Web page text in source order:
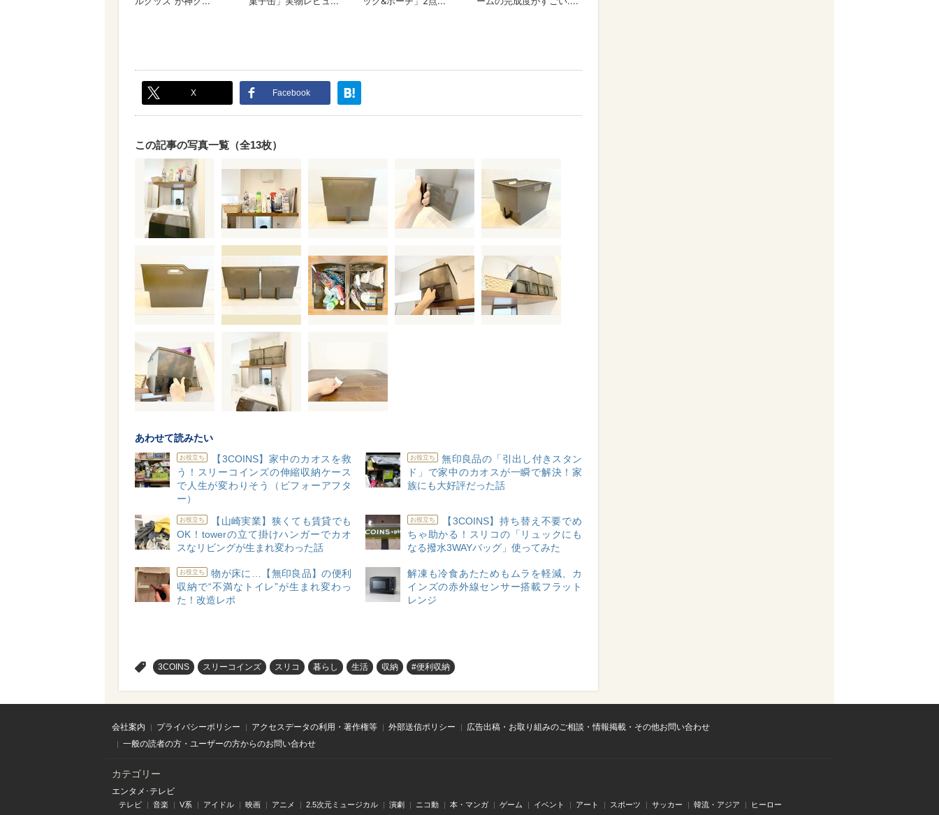
X Facebook
この記事の写真一覧（全13枚）
あわせて読みたい
お役立ち
【3COINS】家中のカオスを救
う！スリーコインズの伸縮収納ケース
で人生が変わりそう（ビフォーアフタ
ー）
お役立ち
無印良品の「引出し付きスタン
ド」で家中のカオスが一瞬で解決！家
族にも大好評だった話
お役立ち
【山崎実業】狭くても賃貸でも
OK！towerの立て掛けハンガーでカオ
スなリビングが生まれ変わった話
お役立ち
【3COINS】持ち替え不要でめ
ちゃ助かる！スリコの「リュックにも
なる撥水3WAYバッグ」使ってみた
お役立ち
物が床に…【無印良品】の便利
収納で“不満なトイレ”が生まれ変わっ
た！改造レポ
解凍も冷食あたためもムラを軽減、カ
インズの赤外線センサー搭載フラット
レンジ
3COINS スリーコインズ スリコ 暮らし 生活 収納 #便利収納
会社案内 プライバシーポリシー アクセスデータの利用・著作権等 外部送信ポリシー
広告出稿・お取り組みのご相談・情報掲載・その他お問い合わせ
一般の読者の方・ユーザーの方からのお問い合わせ
カテゴリー
エンタメ･テレビ
テレビ 音楽 V系 アイドル 映画 アニメ 2.5次元ミュージカル 演劇 ニコ動 本・マンガ ゲーム イベント アート スポーツ サッカー 韓流・アジア ヒーロー